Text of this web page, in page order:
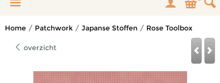
Home / Patchwork / Japanse Stoffen / Rose Toolbox
overzicht